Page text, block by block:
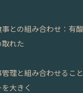
との組み合わせ：有
取れた
管理と組み合わせるこ
を大きく